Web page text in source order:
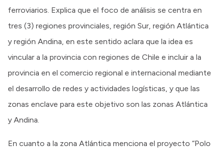
ferroviarios. Explica que el foco de análisis se centra en
tres (3) regiones provinciales, región Sur, región Atlántica
y región Andina, en este sentido aclara que la idea es
vincular a la provincia con regiones de Chile e incluir a la
provincia en el comercio regional e internacional mediante
el desarrollo de redes y actividades logísticas, y que las
zonas enclave para este objetivo son las zonas Atlántica
y Andina.
En cuanto a la zona Atlántica menciona el proyecto “Polo